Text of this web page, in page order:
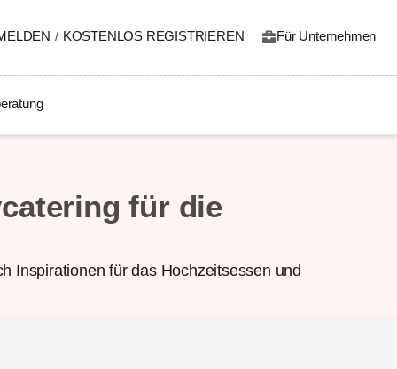
/ KOSTENLOS REGISTRIEREN Für Unternehmen
für die
Inspirationen für das Hochzeitsessen und